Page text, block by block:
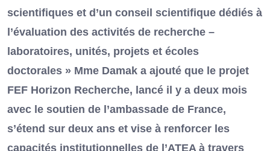
scientifiques et d’un conseil scientifique dédiés à
l’évaluation des activités de recherche –
laboratoires, unités, projets et écoles
doctorales » Mme Damak a ajouté que le projet
FEF Horizon Recherche, lancé il y a deux mois
avec le soutien de l’ambassade de France,
s’étend sur deux ans et vise à renforcer les
capacités institutionnelles de l’ATEA à travers